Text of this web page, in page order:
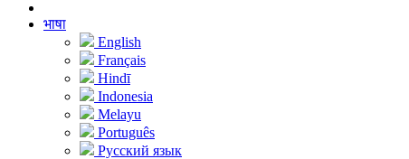
भाषा
English
Français
Hindī
Indonesia
Melayu
Português
Русский язык